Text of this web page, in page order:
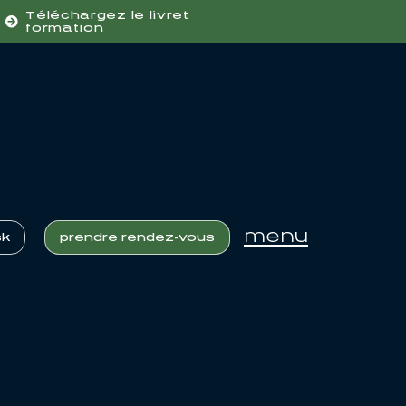
Téléchargez le livret
formation
prendre rendez-vous menu